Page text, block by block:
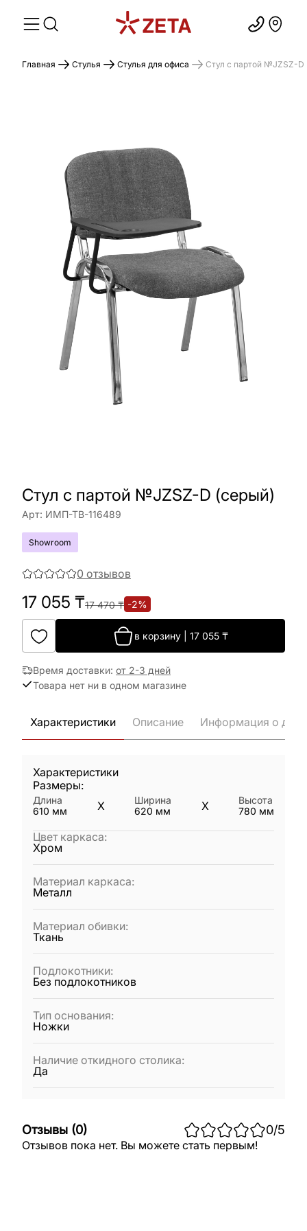
Главная Стулья Стулья для офиса Cтул с партой №JZSZ-D
Cтул с партой №JZSZ-D (серый)
Арт: ИМП-ТВ-116489
Showroom
0 отзывов
17 055 ₸17 470₸ -2%
в корзину 17 055 ₸
Время доставки: от 2-3 дней
Товара нет ни в одном магазине
Характеристики Описание Информация о
Характеристики
Размеры:
Длина
610 мм X
Ширина
620 мм X
Высота
780 мм
Цвет каркаса:
Хром
Материал каркаса:
Металл
Материал обивки:
Ткань
Подлокотники:
Без подлокотников
Тип основания:
Ножки
Наличие откидного столика:
Да
Отзывы (0) 0/5
Отзывов пока нет. Вы можете стать первым!